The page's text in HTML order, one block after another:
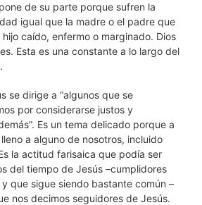
de su parte porque sufren la
igual que la madre o el padre que
caído, enfermo o marginado. Dios
Esta es una constante a lo largo del
se dirige a “algunos que se
por considerarse justos y
Es un tema delicado porque a
a alguno de nosotros, incluido
la actitud farisaica que podía ser
del tiempo de Jesús –cumplidores
que sigue siendo bastante común –
nos decimos seguidores de Jesús.